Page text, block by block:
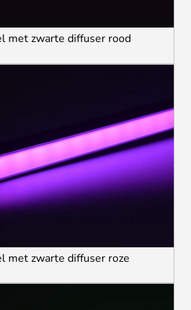
met zwarte diffuser rood
met zwarte diffuser roze